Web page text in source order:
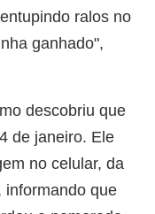
ralos no
ganhado",
descobriu que
de janeiro. Ele
no celular, da
informando que